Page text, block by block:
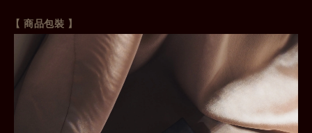
【 商品包裝 】